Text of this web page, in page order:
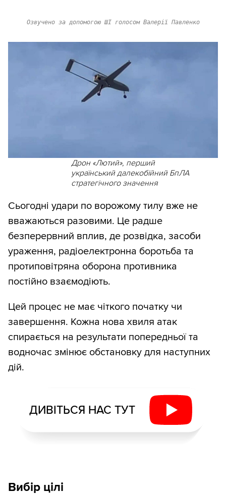
Озвучено за допомогою ШІ голосом Валерії Павленко
Дрон «Лютий», перший
український далекобійний БпЛА
стратегічного значення
Сьогодні удари по ворожому тилу вже не
вважаються разовими. Це радше
безперервний вплив, де розвідка, засоби
ураження, радіоелектронна боротьба та
протиповітряна оборона противника
постійно взаємодіють.
Цей процес не має чіткого початку чи
завершення. Кожна нова хвиля атак
спирається на результати попередньої та
водночас змінює обстановку для наступних
дій.
ДИВІТЬСЯ НАС ТУТ
Вибір цілі